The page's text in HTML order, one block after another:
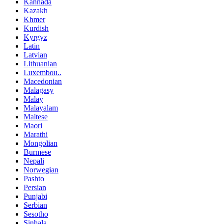
Kazakh
Khmer
Kurdish
Kyrgyz
Latin
Latvian
Lithuanian
Luxembou..
Macedonian
Malagasy
Malay
Malayalam
Maltese
Maori
Marathi
Mongolian
Burmese
Nepali
Norwegian
Pashto
Persian
Punjabi
Serbian
Sesotho